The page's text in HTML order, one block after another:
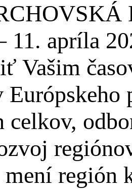
apríla
Vašim
celkov,
región